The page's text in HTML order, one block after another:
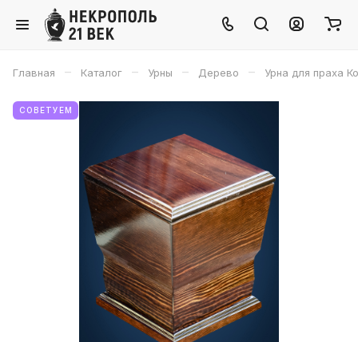
Главная – Каталог – Урны – Дерево – Урна для праха
СОВЕТУЕМ